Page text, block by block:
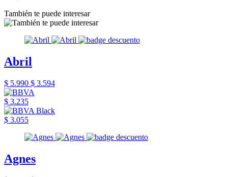
También te puede interesar
Abril
$ 5.990 $ 3.594
$ 3.235
$ 3.055
Agnes